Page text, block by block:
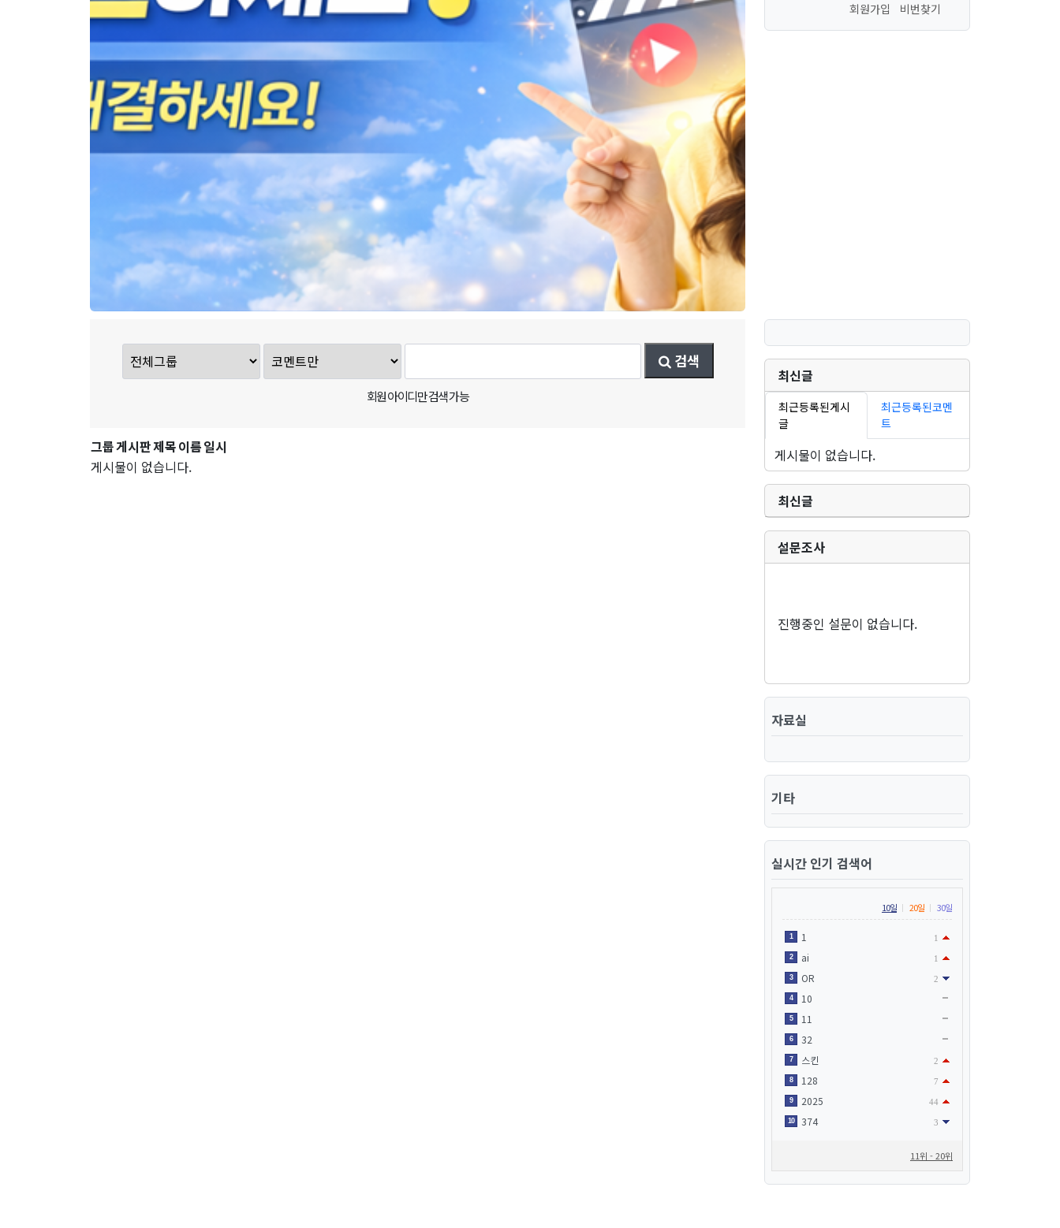
회원가입
비번찾기
검색
회원 아이디만 검색 가능
그룹게시판제목이름일시
게시물이 없습니다.
최신글
최근등록된게시
글
최근등록된코멘
트
게시물이 없습니다.
최신글
설문조사
진행중인 설문이 없습니다.
자료실
기타
실시간 인기 검색어
10일 20일 30일
1 1 1
2 ai 1
3 OR 2
4 10
5 11
6 32
7 스킨 2
8 128 7
9 2025 44
10 374 3
11위 - 20위